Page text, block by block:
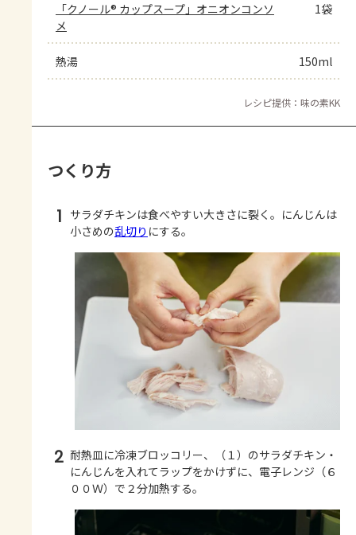
「クノール® カップスープ」オニオンコンソ
メ
1袋
熱湯 150ml
レシピ提供：味の素KK
つくり方
1 サラダチキンは食べやすい大きさに裂く。にんじんは
小さめの乱切り にする。
2 耐熱皿に冷凍ブロッコリー、（１）のサラダチキン・
にんじんを入れてラップをかけずに、電子レンジ（６
００Ｗ）で２分加熱する。